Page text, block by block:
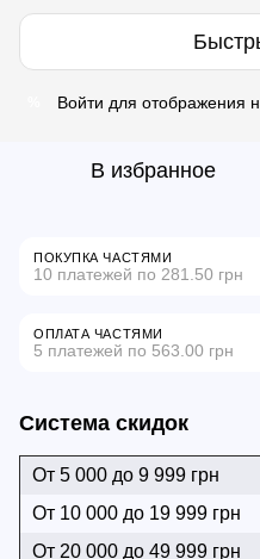
Войти для отображения
В избранное
ПОКУПКА ЧАСТЯМИ
10 платежей по 281.50 грн
ОПЛАТА ЧАСТЯМИ
5 платежей по 563.00 грн
Система скидок
От 5 000 до 9 999 грн
От 10 000 до 19 999 грн
От 20 000 до 49 999 грн